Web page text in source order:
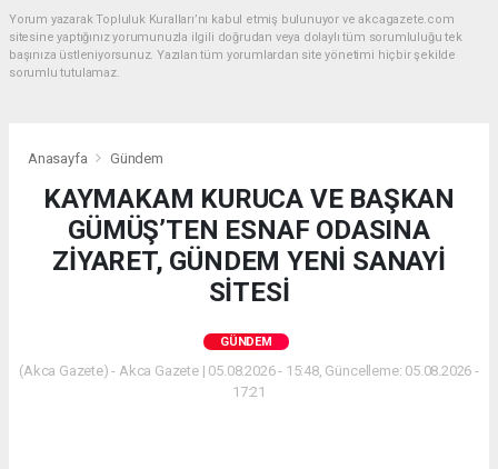
Yorum yazarak Topluluk Kuralları’nı kabul etmiş bulunuyor ve akcagazete.com
sitesine yaptığınız yorumunuzla ilgili doğrudan veya dolaylı tüm sorumluluğu tek
başınıza üstleniyorsunuz. Yazılan tüm yorumlardan site yönetimi hiçbir şekilde
sorumlu tutulamaz.
Anasayfa Gündem
KAYMAKAM KURUCA VE BAŞKAN
GÜMÜŞ’TEN ESNAF ODASINA
ZİYARET, GÜNDEM YENİ SANAYİ
SİTESİ
GÜNDEM
(Akca Gazete) - Akca Gazete | 05.08.2026 - 15:48, Güncelleme: 05.08.2026 -
17:21